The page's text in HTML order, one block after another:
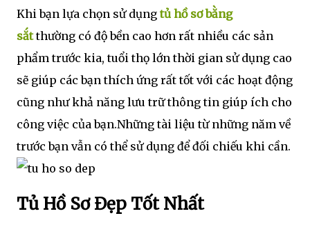
Khi bạn lựa chọn sử dụngtủ hồ sơ bằng
sắtthường có độ bền cao hơn rất nhiều các sản
phẩm trước kia, tuổi thọ lớn thời gian sử dụng cao
sẽ giúp các bạn thích ứng rất tốt với các hoạt động
cũng như khả năng lưu trữ thông tin giúp ích cho
công việc của bạn.Những tài liệu từ những năm về
trước bạn vẫn có thể sử dụng để đối chiếu khi cần.
Tủ Hồ Sơ Đẹp Tốt Nhất